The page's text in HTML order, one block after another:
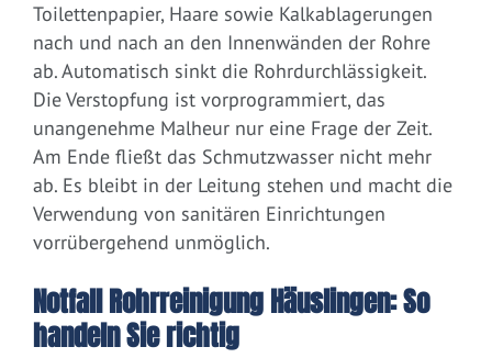
Toilettenpapier, Haare sowie Kalkablagerungen
nach und nach an den Innenwänden der Rohre
ab. Automatisch sinkt die Rohrdurchlässigkeit.
Die Verstopfung ist vorprogrammiert, das
unangenehme Malheur nur eine Frage der Zeit.
Am Ende fließt das Schmutzwasser nicht mehr
ab. Es bleibt in der Leitung stehen und macht die
Verwendung von sanitären Einrichtungen
vorrübergehend unmöglich.
Notfall Rohrreinigung Häuslingen: So
handeln Sie richtig